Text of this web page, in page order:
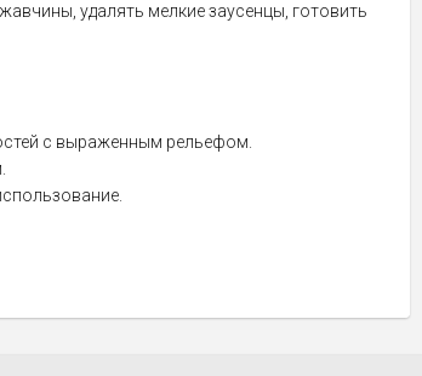
удалять мелкие заусенцы, готовить
с выраженным рельефом.